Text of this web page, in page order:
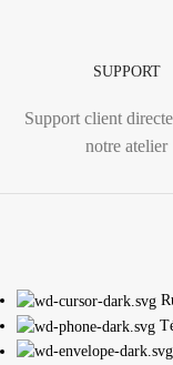
SUPPORT
Support client
notre atelier